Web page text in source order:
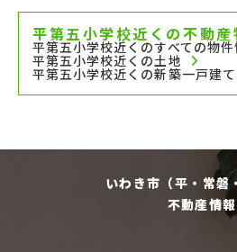
平第五小学校近くの不動
平第五小学校近くのすべての物
平第五小学校近くの土地
平第五小学校近くの新築一戸建て
いわき市（平・常磐
不動産情報